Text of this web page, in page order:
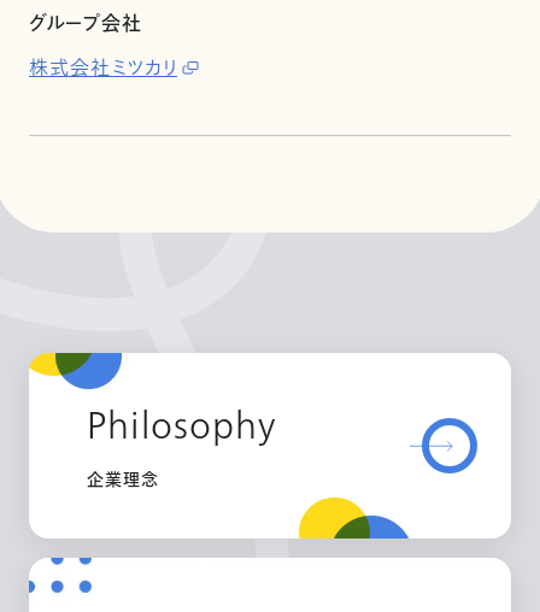
グループ会社
株式会社ミツカリ
Philosophy
企業理念